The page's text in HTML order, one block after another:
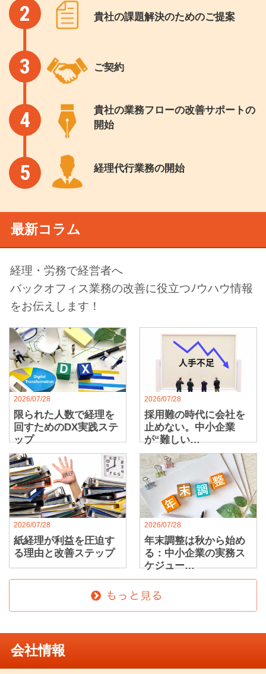
2
3
4
5
貴社の課題解決のためのご提案
ご契約
貴社の業務フローの改善サポートの
開始
経理代行業務の開始
最新コラム
経理・労務で経営者へ
バックオフィス業務の改善に役立つﾉウハウ情報
をお伝えします！
2026/07/28
限られた人数で経理を
回すためのDX実践ステ
ップ
2026/07/28
採用難の時代に会社を
止めない。中小企業
が“難しい…
2026/07/28
紙経理が利益を圧迫す
る理由と改善ステップ
2026/07/28
年末調整は秋から始め
る：中小企業の実務ス
ケジュー…
会社情報